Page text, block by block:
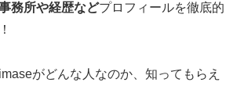
務所や経歴などプロフィールを徹底的
がどんな人なのか、知ってもらえ